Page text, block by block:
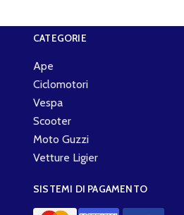
CATEGORIE
Ape
Ciclomotori
Vespa
Scooter
Moto Guzzi
Vetture Ligier
SISTEMI DI PAGAMENTO